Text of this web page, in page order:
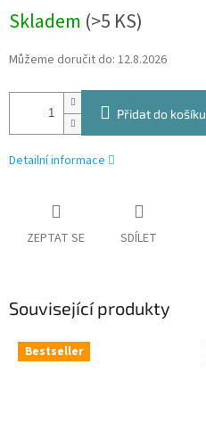
cena:
Skladem (>5 KS)
Můžeme doručit do: 12.8.2026
Přidat do košíku
Detailní informace
ZEPTAT SE SDÍLET
Související produkty
Bestseller